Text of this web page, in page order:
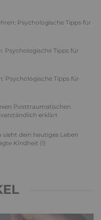
Psychologische Tipps für
Psychologische Tipps für
Psychologische Tipps für
Posttraumatischen
erklärt
sieht dein heutiges Leben
Kindheit (1)